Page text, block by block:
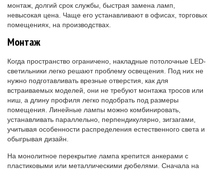
монтаж, долгий срок службы, быстрая замена ламп,
невысокая цена. Чаще его устанавливают в офисах, торговых
помещениях, на производствах.
Монтаж
Когда пространство ограничено, накладные потолочные LED-
светильники легко решают проблему освещения. Под них не
нужно подготавливать врезные отверстия, как для
встраиваемых моделей, они не требуют монтажа тросов или
ниш, а длину профиля легко подобрать под размеры
помещения. Линейные лампы можно комбинировать,
устанавливать параллельно, перпендикулярно, зигзагами,
учитывая особенности распределения естественного света и
обыгрывая дизайн.
На монолитное перекрытие лампа крепится анкерами с
пластиковыми или металлическими дюбелями. Сначала на